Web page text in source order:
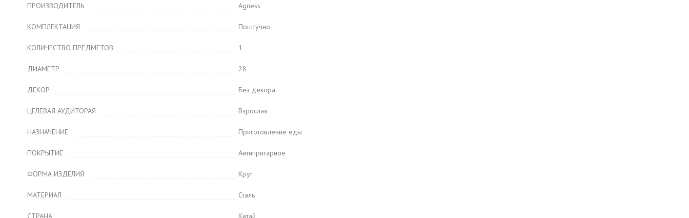
ПРОИЗВОДИТЕЛЬ Agness
КОМПЛЕКТАЦИЯ Поштучно
КОЛИЧЕСТВО ПРЕДМЕТОВ 1
ДИАМЕТР 28
ДЕКОР Без декора
ЦЕЛЕВАЯ АУДИТОРАЯ Взрослая
НАЗНАЧЕНИЕ Приготовление еды
ПОКРЫТИЕ Антипригарное
ФОРМА ИЗДЕЛИЯ Круг
МАТЕРИАЛ Сталь
СТРАНА Китай